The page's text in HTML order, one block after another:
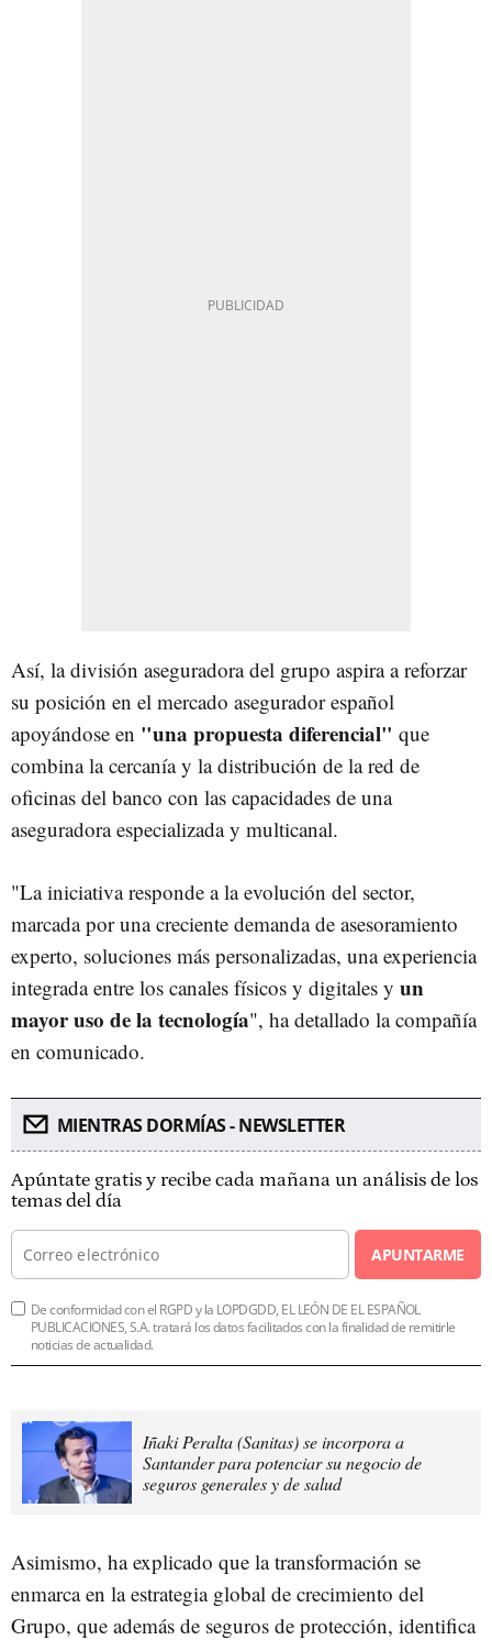
Así, la división aseguradora del grupo aspira a reforzar
su posición en el mercado asegurador español
apoyándose en "una propuesta diferencial" que
combina la cercanía y la distribución de la red de
oficinas del banco con las capacidades de una
aseguradora especializada y multicanal.
"La iniciativa responde a la evolución del sector,
marcada por una creciente demanda de asesoramiento
experto, soluciones más personalizadas, una experiencia
integrada entre los canales físicos y digitales y un
mayor uso de la tecnología", ha detallado la compañía
en comunicado.
MIENTRAS DORMÍAS - NEWSLETTER
Apúntate gratis y recibe cada mañana un análisis de los
temas del día
APUNTARME
De conformidad con el RGPD y la LOPDGDD, EL LEÓN DE EL ESPAÑOL
PUBLICACIONES, S.A. tratará los datos facilitados con la finalidad de remitirle
noticias de actualidad.
Iñaki Peralta (Sanitas) se incorpora a
Santander para potenciar su negocio de
seguros generales y de salud
Asimismo, ha explicado que la transformación se
enmarca en la estrategia global de crecimiento del
Grupo, que además de seguros de protección, identifica